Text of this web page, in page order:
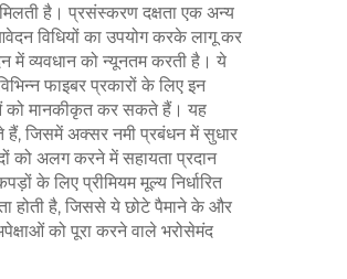
है। प्रसंस्करण दक्षता एक अन्य
विधियों का उपयोग करके लागू कर
में व्यवधान को न्यूनतम करती है। ये
फाइबर प्रकारों के लिए इन
को मानकीकृत कर सकते हैं। यह
हैं, जिसमें अक्सर नमी प्रबंधन में सुधार
को अलग करने में सहायता प्रदान
के लिए प्रीमियम मूल्य निर्धारित
होती है, जिससे ये छोटे पैमाने के और
को पूरा करने वाले भरोसेमंद